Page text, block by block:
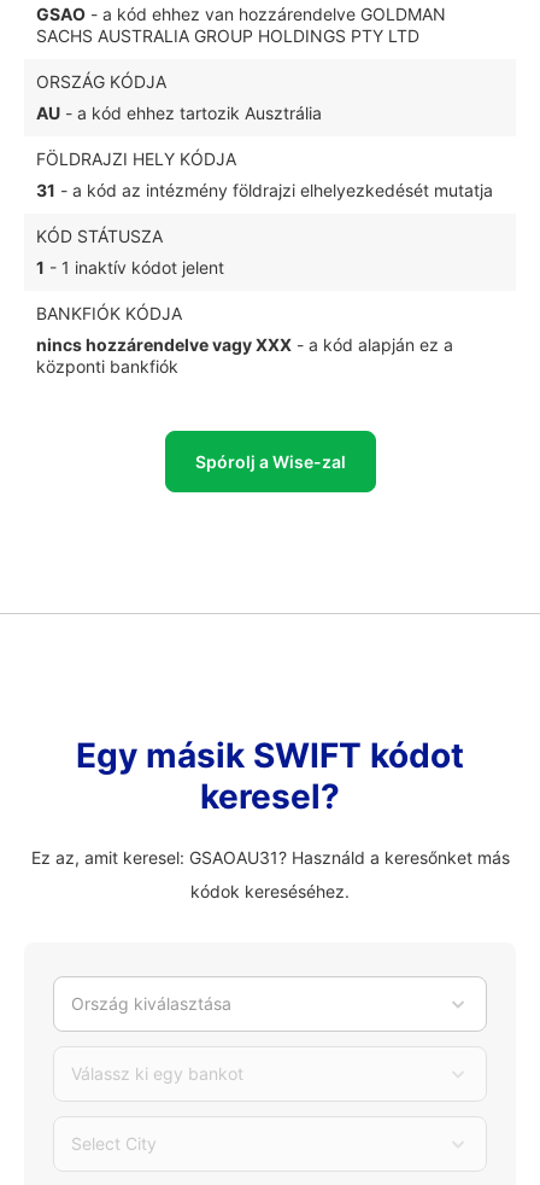
GSAO - a kód ehhez van hozzárendelve GOLDMAN
SACHS AUSTRALIA GROUP HOLDINGS PTY LTD
ORSZÁG KÓDJA
AU - a kód ehhez tartozik Ausztrália
FÖLDRAJZI HELY KÓDJA
31 - a kód az intézmény földrajzi elhelyezkedését mutatja
KÓD STÁTUSZA
1 - 1 inaktív kódot jelent
BANKFIÓK KÓDJA
nincs hozzárendelve vagy XXX - a kód alapján ez a
központi bankfiók
Spórolj a Wise-zal
Egy másik SWIFT kódot
keresel?
Ez az, amit keresel: GSAOAU31? Használd a keresőnket más
kódok kereséséhez.
Ország kiválasztása
Válassz ki egy bankot
Select City